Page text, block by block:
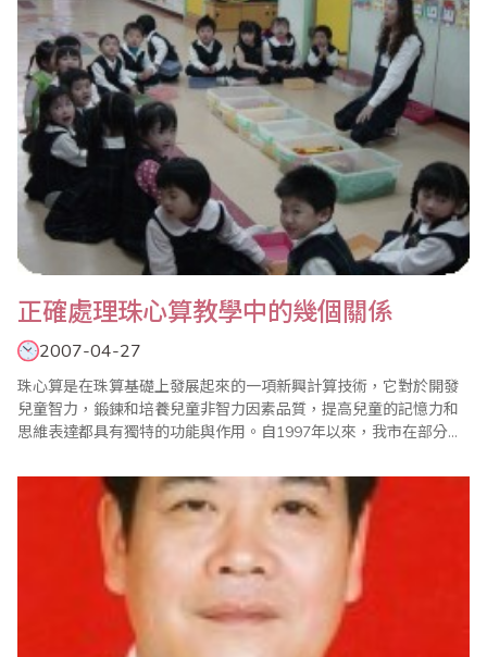
訣等。透過這些不同的要求所完成的訓練，自然有各..
正確處理珠心算教學中的幾個關係
2007-04-27
珠心算是在珠算基礎上發展起來的一項新興計算技術，它對於開發
兒童智力，鍛鍊和培養兒童非智力因素品質，提高兒童的記憶力和
思維表達都具有獨特的功能與作用。自1997年以來，我市在部分小
構先後開設了兒童珠心算課程，並且呈現良好的發展勢頭。目前我
市在珠心算教育上取得初步的成效，但與我省黃山市、合肥市等市
相比還有一定差距，本人認為在理論上、實踐..